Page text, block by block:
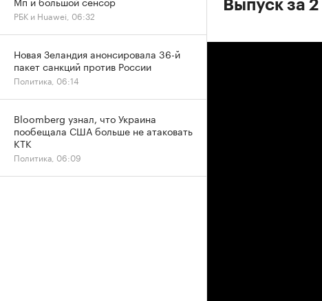
Выпуск за
РБК и Huawei, 06:32
Новая Зеландия анонсировала 36-й
пакет санкций против России
Политика, 06:14
Bloomberg узнал, что Украина
пообещала США больше не атаковать
КТК
Политика, 06:09